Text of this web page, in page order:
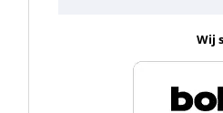
Wij